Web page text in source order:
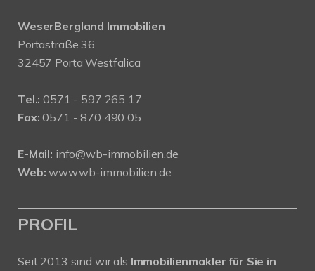
WeserBergland Immobilien
Portastraße 36
32457 Porta Westfalica
Tel.: 0571 - 597 265 17
Fax: 0571 - 870 490 05
E-Mail: info@wb-immobilien.de
Web: www.wb-immobilien.de
PROFIL
Seit 2013 sind wir als Immobilienmakler für Sie in